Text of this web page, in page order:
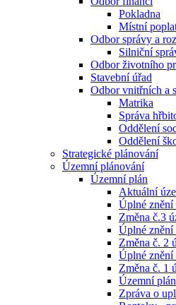
Pokladna
Místní
Odbor správy a
Silniční
Odbor životního
Stavební úřad
Odbor vnitřních a
Matrika
Správa
Oddělení
Oddělení
Strategické plánování
Územní plánování
Územní plán
Aktuální
Úplné znění
Změna č.3
Úplné znění
Změna č. 2
Úplné znění
Změna č. 1
Územní
Zpráva o